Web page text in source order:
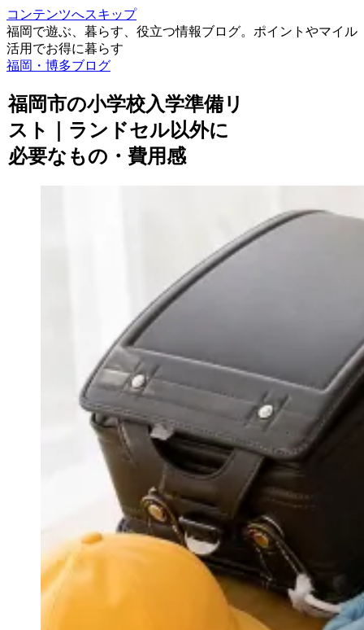
コンテンツへスキップ
福岡で遊ぶ、暮らす、役立つ情報ブログ。ポイントやマイル
活用でお得に暮らす
福岡・博多ブログ
福岡市の小学校入学準備リ
スト｜ランドセル以外に
必要なもの・費用感